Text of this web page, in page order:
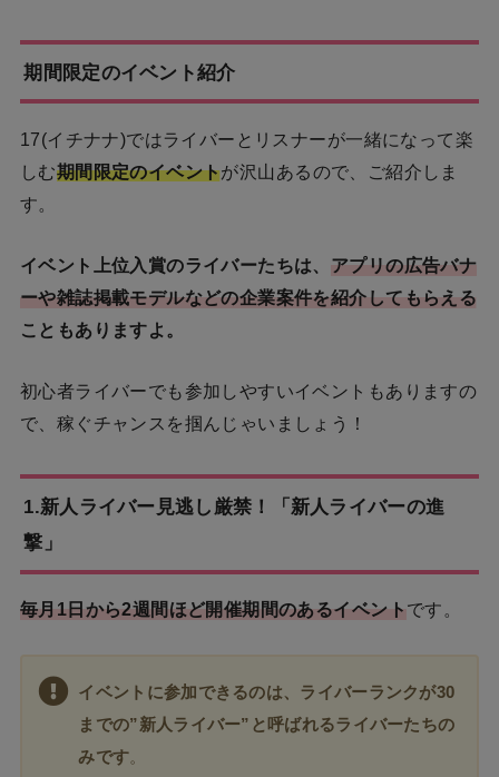
期間限定のイベント紹介
17(イチナナ)ではライバーとリスナーが一緒になって楽
しむ期間限定のイベントが沢山あるので、ご紹介しま
す。
イベント上位入賞のライバーたちは、 アプリの広告バナ
ーや雑誌掲載モデルなどの企業案件を紹介してもらえる
こともありますよ。
初心者ライバーでも参加しやすいイベントもありますの
で、稼ぐチャンスを掴んじゃいましょう！
1.新人ライバー見逃し厳禁！「新人ライバーの進
撃」
毎月1日から2週間ほど開催期間のあるイベント です。
イベントに参加できるのは、ライバーランクが30
までの”新人ライバー”と呼ばれるライバーたちの
みです。